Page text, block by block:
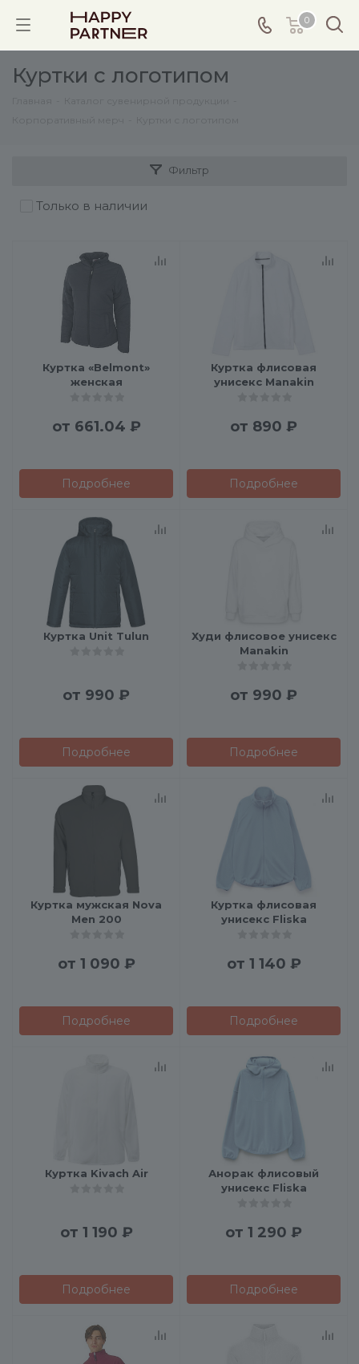
0
Куртки с логотипом
Фильтр
Только в наличии
Куртка «Belmont»
женская
от 661.04 ₽
Подробнее
Куртка флисовая
унисекс Manakin
от 890 ₽
Подробнее
Куртка Unit Tulun
от 990 ₽
Подробнее
Худи флисовое унисекс
Manakin
от 990 ₽
Подробнее
Куртка мужская Nova
Men 200
от 1 090 ₽
Подробнее
Куртка флисовая
унисекс Fliska
от 1 140 ₽
Подробнее
Куртка Kivach Air
от 1 190 ₽
Подробнее
Анорак флисовый
унисекс Fliska
от 1 290 ₽
Подробнее